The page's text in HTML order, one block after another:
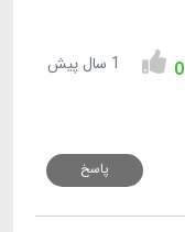
0 1 سال پیش
پاسخ